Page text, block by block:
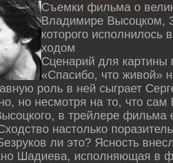
Съемки фильма о
Владимире Высоцком,
которого исполнилось
ходом
Сценарий для картины
«Спасибо, что живой»
роль в ней сыграет
но несмотря на то, что сам
в трейлере фильма
настолько
ли это? Ясность
Шадиева, исполняющая в